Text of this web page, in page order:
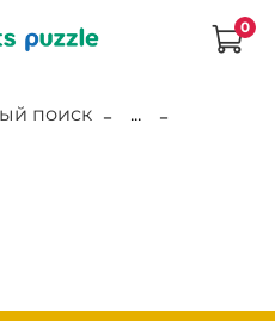
0
поиск
...